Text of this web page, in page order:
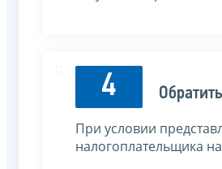
4
При условии
налогоплательщика